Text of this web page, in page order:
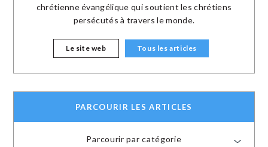
chrétienne évangélique qui soutient les chrétiens
persécutés à travers le monde.
Le site web Tous les articles
PARCOURIR LES ARTICLES
Parcourir par catégorie